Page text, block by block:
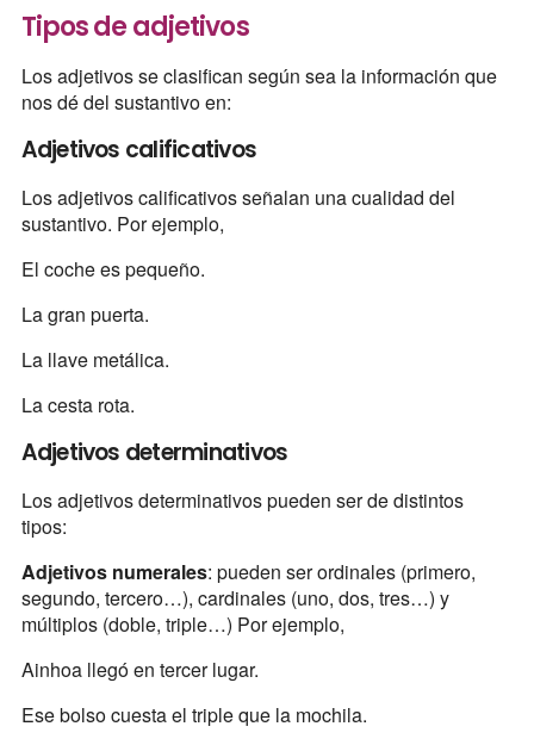
Tipos de adjetivos
Los adjetivos se clasifican según sea la información que
nos dé del sustantivo en:
Adjetivos calificativos
Los adjetivos calificativos señalan una cualidad del
sustantivo. Por ejemplo,
El coche es pequeño.
La gran puerta.
La llave metálica.
La cesta rota.
Adjetivos determinativos
Los adjetivos determinativos pueden ser de distintos
tipos:
Adjetivos numerales: pueden ser ordinales (primero,
segundo, tercero…), cardinales (uno, dos, tres…) y
múltiplos (doble, triple…) Por ejemplo,
Ainhoa llegó en tercer lugar.
Ese bolso cuesta el triple que la mochila.